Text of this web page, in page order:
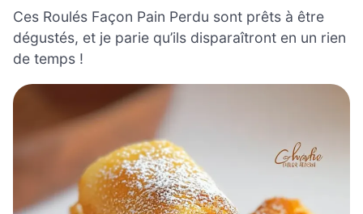
Ces Roulés Façon Pain Perdu sont prêts à être
dégustés, et je parie qu’ils disparaîtront en un rien
de temps !